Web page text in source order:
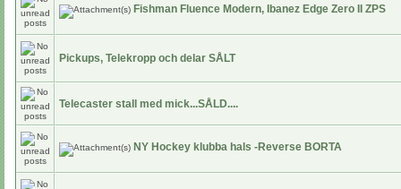
Fishman Fluence Modern, Ibanez Edge Zero II ZPS
Pickups, Telekropp och delar SÅLT
Telecaster stall med mick...SÅLD....
NY Hockey klubba hals -Reverse BORTA